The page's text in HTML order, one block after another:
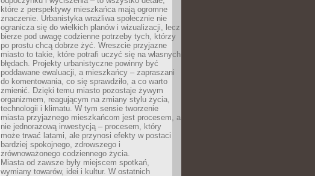
które z perspektywy mieszkańca mają ogromne
znaczenie. Urbanistyka wrażliwa społecznie nie
ogranicza się do wielkich planów i wizualizacji, lecz
bierze pod uwagę codzienne potrzeby tych, którzy
po prostu chcą dobrze żyć. Wreszcie przyjazne
miasto to takie, które potrafi uczyć się na własnych
błędach. Projekty urbanistyczne powinny być
poddawane ewaluacji, a mieszkańcy – zapraszani
do komentowania, co się sprawdziło, a co warto
zmienić. Dzięki temu miasto pozostaje żywym
organizmem, reagującym na zmiany stylu życia,
technologii i klimatu. W tym sensie tworzenie
miasta przyjaznego mieszkańcom jest procesem, a
nie jednorazową inwestycją – procesem, który
może trwać latami, ale przynosi efekty w postaci
bardziej spokojnego, zdrowszego i
zrównoważonego codziennego życia.
Miasta od zawsze były miejscem spotkań,
wymiany towarów, idei i kultur. W ostatnich